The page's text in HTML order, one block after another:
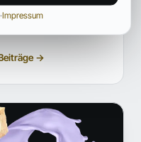
fundierte Inhalte
→
·Impressum